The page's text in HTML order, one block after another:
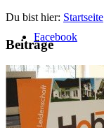
Facebook
Du bist hier: Startseite
Beiträge